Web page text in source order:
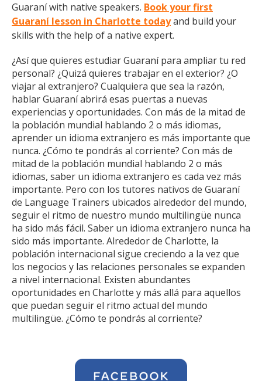
Guaraní with native speakers. Book your first
Guaraní lesson in Charlotte todayand build your
skills with the help of a native expert.
¿Así que quieres estudiar Guaraní para ampliar tu red
personal? ¿Quizá quieres trabajar en el exterior? ¿O
viajar al extranjero? Cualquiera que sea la razón,
hablar Guaraní abrirá esas puertas a nuevas
experiencias y oportunidades. Con más de la mitad de
la población mundial hablando 2 o más idiomas,
aprender un idioma extranjero es más importante que
nunca. ¿Cómo te pondrás al corriente? Con más de
mitad de la población mundial hablando 2 o más
idiomas, saber un idioma extranjero es cada vez más
importante. Pero con los tutores nativos de Guaraní
de Language Trainers ubicados alrededor del mundo,
seguir el ritmo de nuestro mundo multilingüe nunca
ha sido más fácil. Saber un idioma extranjero nunca ha
sido más importante. Alrededor de Charlotte, la
población internacional sigue creciendo a la vez que
los negocios y las relaciones personales se expanden
a nivel internacional. Existen abundantes
oportunidades en Charlotte y más allá para aquellos
que puedan seguir el ritmo actual del mundo
multilingüe. ¿Cómo te pondrás al corriente?